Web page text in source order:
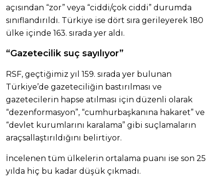
açısından “zor” veya “ciddi/çok ciddi” durumda
sınıflandırıldı. Türkiye ise dört sıra gerileyerek 180
ülke içinde 163. sırada yer aldı.
“Gazetecilik suç sayılıyor”
RSF, geçtiğimiz yıl 159. sırada yer bulunan
Türkiye’de gazeteciliğin bastırılması ve
gazetecilerin hapse atılması için düzenli olarak
“dezenformasyon”, “cumhurbaşkanına hakaret” ve
“devlet kurumlarını karalama” gibi suçlamaların
araçsallaştırıldığını belirtiyor.
İncelenen tüm ülkelerin ortalama puanı ise son 25
yılda hiç bu kadar düşük çıkmadı.